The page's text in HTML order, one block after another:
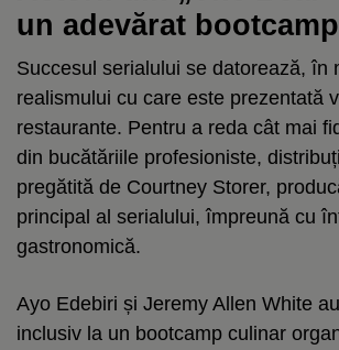
un adevărat
Succesul serialului se datorează, în
realismului cu care este prezentată
restaurante. Pentru a reda cât mai
din bucătăriile profesioniste,
pregătită de Courtney Storer,
principal al serialului, împreună cu
gastronomică.
Ayo Edebiri și Jeremy Allen White
inclusiv la un bootcamp culinar